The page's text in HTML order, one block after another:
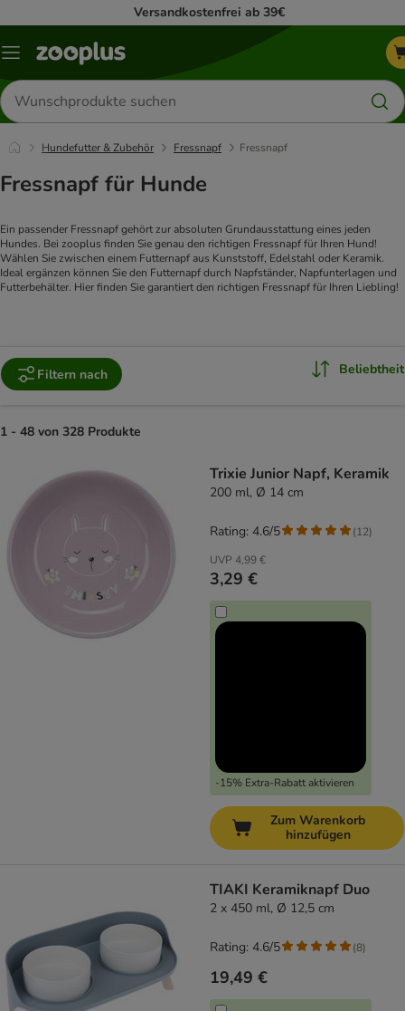
Versandkostenfrei ab 39€
Menü
Produkte
suchen
Hundefutter & Zubehör Fressnapf Fressnapf
Fressnapf für Hunde
Ein passender Fressnapf gehört zur absoluten Grundausstattung eines jeden
Hundes. Bei zooplus finden Sie genau den richtigen Fressnapf für Ihren Hund!
Wählen Sie zwischen einem Futternapf aus Kunststoff, Edelstahl oder Keramik.
Ideal ergänzen können Sie den Futternapf durch Napfständer, Napfunterlagen und
Futterbehälter. Hier finden Sie garantiert den richtigen Fressnapf für Ihren Liebling!
Filtern nach Beliebtheit
1 - 48 von 328 Produkte
Trixie Junior Napf, Keramik
200 ml, Ø 14 cm
UVP 4,99 €
3,29 €
-15% Extra-Rabatt aktivieren
Rating: 4.6/5 (12)
Zum Warenkorb
hinzufügen
TIAKI Keramiknapf Duo
2 x 450 ml, Ø 12,5 cm
19,49 €
Rating: 4.6/5 (8)